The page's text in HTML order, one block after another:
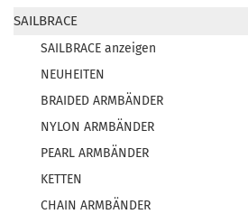
SAILBRACE
SAILBRACE anzeigen
NEUHEITEN
BRAIDED ARMBÄNDER
NYLON ARMBÄNDER
PEARL ARMBÄNDER
KETTEN
CHAIN ARMBÄNDER